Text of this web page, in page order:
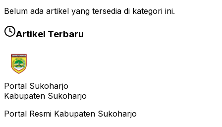
Belum ada artikel yang tersedia di kategori ini.
Artikel Terbaru
Portal Sukoharjo
Kabupaten Sukoharjo
Portal Resmi Kabupaten Sukoharjo